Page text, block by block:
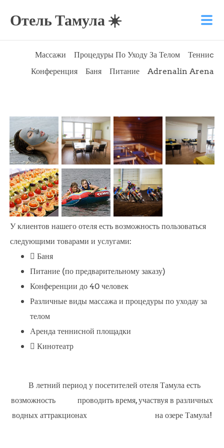
Отель Тамула ☀️
Массажи Процедуры По Уходу За Телом
Тенниc
Конференция
Баня Питание Adrenalin Arena
У клиентов нашего отеля есть возможность пользоваться
следующими товарами и услугами:
 Баня
Питание (по предварительному заказу)
Конференции до 40 человек
Различные виды массажа и процедуры по уходау за
телом
Аренда теннисной площадки
 Кинотеатр
В летний период у посетителей отеля Тамула есть
возможность проводить время, участвуя в различных
водных аттракционах на озере Тамула!